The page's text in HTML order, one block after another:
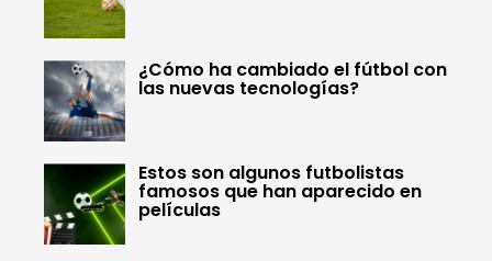
¿Cómo ha cambiado el fútbol con
las nuevas tecnologías?
Estos son algunos futbolistas
famosos que han aparecido en
películas